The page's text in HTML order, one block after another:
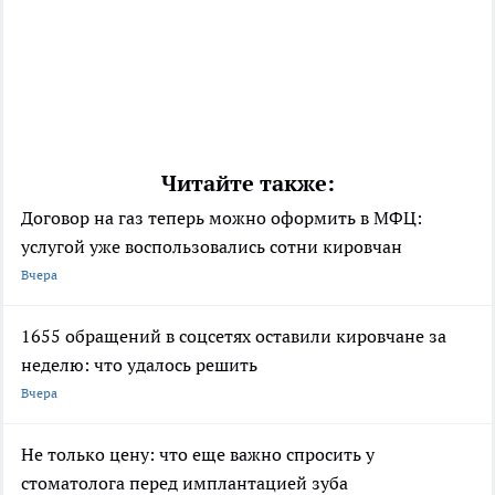
Читайте также:
Договор на газ теперь можно оформить в МФЦ:
услугой уже воспользовались сотни кировчан
Вчера
1655 обращений в соцсетях оставили кировчане за
неделю: что удалось решить
Вчера
Не только цену: что еще важно спросить у
стоматолога перед имплантацией зуба